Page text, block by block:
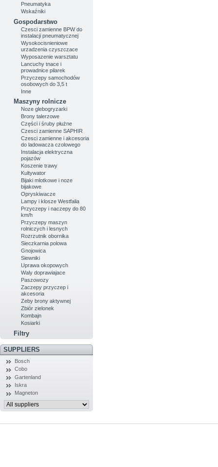
Pneumatyka
Wskaźniki
Gospodarstwo
Czesci zamienne BPW do
instalacji pneumatycznej
Wysokocisnieniowe
urzadzenia czyszczace
Wyposazenie warsztatu
Lancuchy tnace i
prowadnice pilarek
Przyczepy samochodów
osobowych do 3,5 t
Inne
Maszyny rolnicze
Noze glebogryzarki
Brony talerzowe
Części i śruby płużne
Czesci zamienne SAPHIR
Czesci zamienne i akcesoria
do ladowacza czolowego
Instalacja elektryczna
pojazów
Koszenie trawy
Kultywator
Bijaki mlotkowe i noze
bijakowe
Opryskiwacze
Lampy i klosze Westfalia
Przyczepy i naczepy do 80
km/h
Przyczepy maszyn
rolniczych i lesnych
Rozrzutnik obornika
Sieczkarnia polowa
Gnojowica
Siewniki
Uprawa okopowych
Waly doprawiajace
Paszowozy
Zaczepy przyczep i
akcesoria
Zeby brony aktywnej
Zbiór zielonek
Kombajn
Kosiarki
Filtry
SUPPLIERS
Bosch
Cobo
Gartenland
Iskra
Magneton